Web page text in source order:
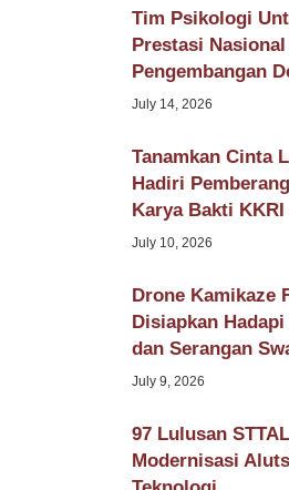
Tim Psikologi
Prestasi
Pengembangan
July 14, 2026
Tanamkan Cinta
Hadiri
Karya Bakti
July 10, 2026
Drone Kamikaze
Disiapkan
dan Serangan
July 9, 2026
97 Lulusan
Modernisasi